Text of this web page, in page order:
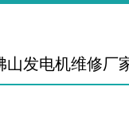
山发电机维修厂